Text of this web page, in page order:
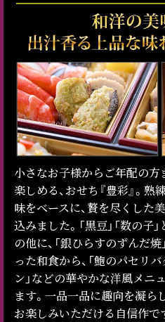
小さなお子様からご年配の方
楽しめる、おせち『豊彩』。
味をベースに、贅を尽くした
込みました。「黒豆」「数の
の他に、「銀ひらすのずんだ
った和食から、「鮑のパセリ
ン」などの華やかな洋風メニ
ます。一品一品に趣向を凝ら
お楽しみいただける自信作で